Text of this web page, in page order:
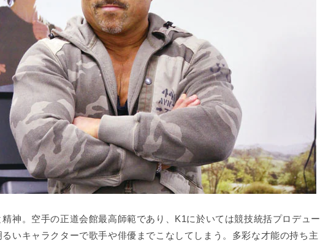
神。空手の正道会館最高師範であり、K1に於いては競技統括プロデュー
いキャラクターで歌手や俳優までこなしてしまう。多彩な才能の持ち主